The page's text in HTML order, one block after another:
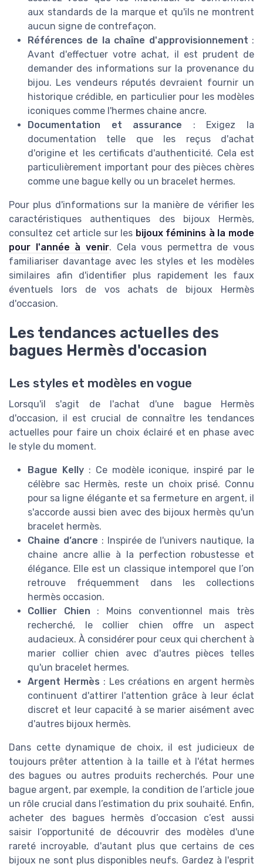
aux standards de la marque et qu'ils ne montrent
aucun signe de contrefaçon.
Références de la chaîne d'approvisionnement :
Avant d'effectuer votre achat, il est prudent de
demander des informations sur la provenance du
bijou. Les vendeurs réputés devraient fournir un
historique crédible, en particulier pour les modèles
iconiques comme l'hermes chaine ancre.
Documentation et assurance : Exigez la
documentation telle que les reçus d'achat
d'origine et les certificats d'authenticité. Cela est
particulièrement important pour des pièces chères
comme une bague kelly ou un bracelet hermes.
Pour plus d'informations sur la manière de vérifier les
caractéristiques authentiques des bijoux Hermès,
consultez cet article sur les bijoux féminins à la mode
pour l'année à venir. Cela vous permettra de vous
familiariser davantage avec les styles et les modèles
similaires afin d'identifier plus rapidement les faux
éventuels lors de vos achats de bijoux Hermès
d'occasion.
Les tendances actuelles des
bagues Hermès d'occasion
Les styles et modèles en vogue
Lorsqu'il s'agit de l'achat d'une bague Hermès
d'occasion, il est crucial de connaître les tendances
actuelles pour faire un choix éclairé et en phase avec
le style du moment.
Bague Kelly: Ce modèle iconique, inspiré par le
célèbre sac Hermès, reste un choix prisé. Connu
pour sa ligne élégante et sa fermeture en argent, il
s'accorde aussi bien avec des bijoux hermès qu'un
bracelet hermès.
Chaine d’ancre : Inspirée de l'univers nautique, la
chaine ancre allie à la perfection robustesse et
élégance. Elle est un classique intemporel que l’on
retrouve fréquemment dans les collections
hermès occasion.
Collier Chien : Moins conventionnel mais très
recherché, le collier chien offre un aspect
audacieux. À considérer pour ceux qui cherchent à
marier collier chien avec d'autres pièces telles
qu'un bracelet hermes.
Argent Hermès : Les créations en argent hermès
continuent d'attirer l'attention grâce à leur éclat
discret et leur capacité à se marier aisément avec
d'autres bijoux hermès.
Dans cette dynamique de choix, il est judicieux de
toujours prêter attention à la taille et à l'état hermes
des bagues ou autres produits recherchés. Pour une
bague argent, par exemple, la condition de l’article joue
un rôle crucial dans l’estimation du prix souhaité. Enfin,
acheter des bagues hermès d’occasion c’est aussi
saisir l’opportunité de découvrir des modèles d'une
rareté incroyable, d'autant plus que certains de ces
bijoux ne sont plus disponibles neufs. Gardez à l'esprit